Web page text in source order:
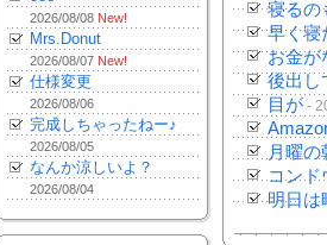
2026/08/08 New!
Mrs.Donut
2026/08/07 New!
仕様変更
2026/08/06
完成しちゃったねー♪
2026/08/05
なんか涼しいよ？
2026/08/04
寝るの
早く寝
お金が
後出し
目が -
月曜の
コンド
明日は